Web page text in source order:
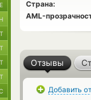
Страна:
AML-
Отзывы
Добавить